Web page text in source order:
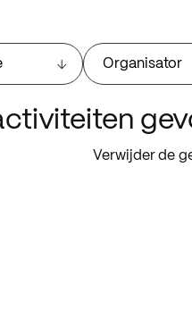
Organisator
Verwijder de